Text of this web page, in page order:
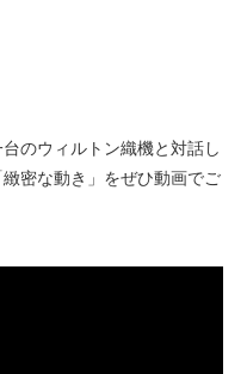
のウィルトン織機と対話し
密な動き」をぜひ動画でご